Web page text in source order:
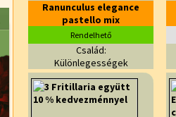
Ranunculus elegance
pastello mix
Rendelhető
Család:
Különlegességek